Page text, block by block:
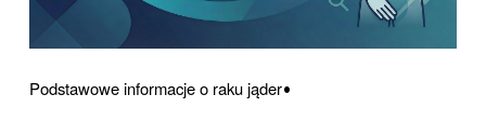
Podstawowe informacje o raku jąder